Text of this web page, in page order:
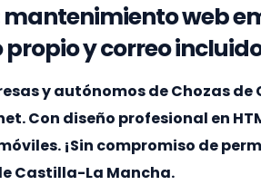
mantenimiento web
y correo
y autónomos de Chozas de
Con diseño profesional en
¡Sin compromiso de
Castilla-La Mancha.